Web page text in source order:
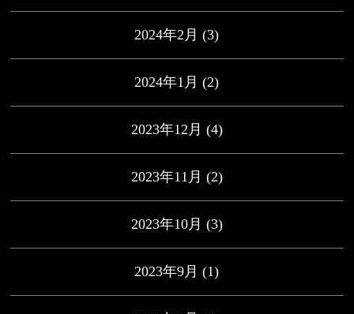
2024年2月 (3)
2024年1月 (2)
2023年12月 (4)
2023年11月 (2)
2023年10月 (3)
2023年9月 (1)